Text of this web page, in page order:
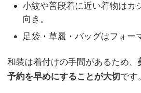
小紋や普段着に近い着物はカ
向き。
足袋・草履・バッグはフォー
和装は着付けの手間があるため、
予約を早めにすることが大切です。